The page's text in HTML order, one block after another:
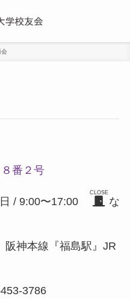
会
番２号
日 / 9:00〜17:00
CLOSE
な
神本線『福島駅』JR
3786